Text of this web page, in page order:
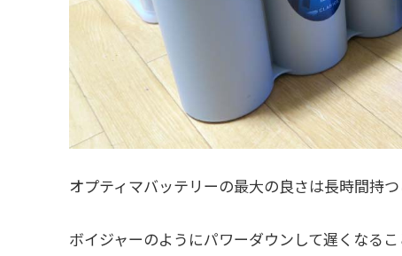
オプティマバッテリーの最大の良さは長時間持つ
ボイジャーのようにパワーダウンして遅くなるこ